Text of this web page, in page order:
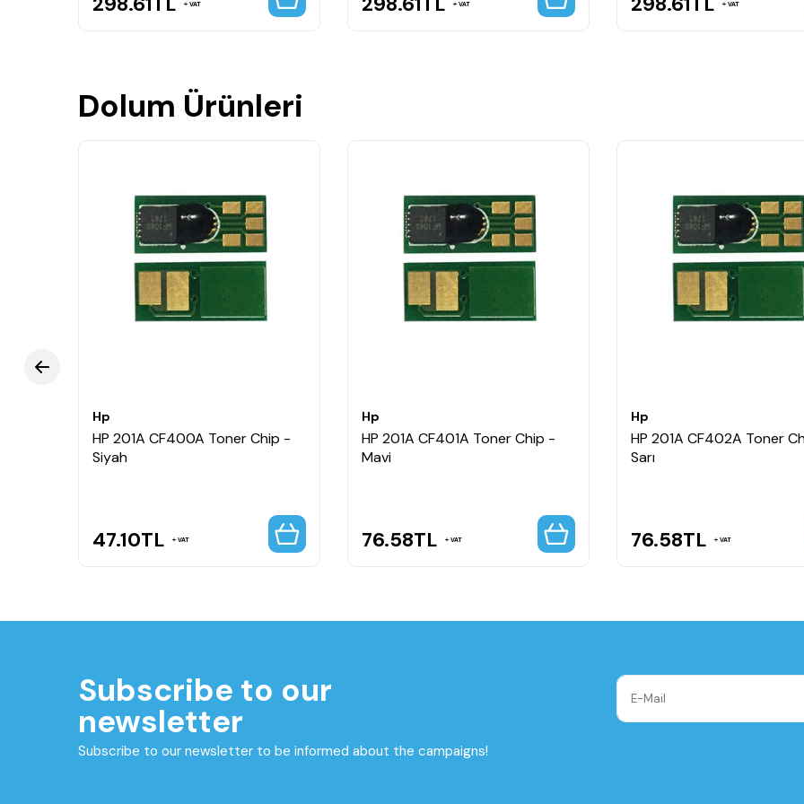
VAT VAT VAT
Dolum Ürünleri
Hp
HP 201A CF400A Toner Chip -
Siyah
47.10TL VAT
Hp
HP 201A CF401A Toner Chip -
Mavi
76.58TL VAT
Hp
HP 201A CF402A Toner
Sarı
76.58TL VAT
Subscribe to our
newsletter
Subscribe to our newsletter to be informed about the campaigns!